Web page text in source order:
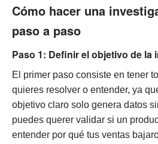
Cómo hacer una
paso a paso
Paso 1: Definir el objetivo de la
El primer paso consiste en tener
quieres resolver o entender, ya
objetivo claro solo genera datos
puedes querer validar si un
entender por qué tus ventas